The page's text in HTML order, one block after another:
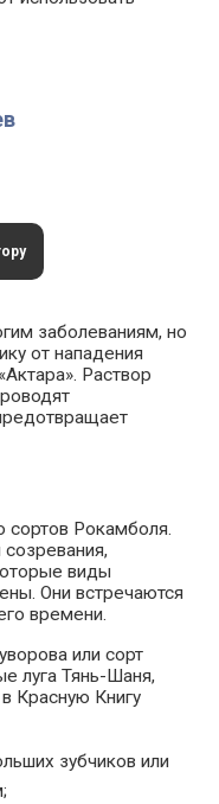
заболеваниям, но
от нападения
Раствор
Рокамболя.
виды
Они встречаются
времени.
или сорт
луга Тянь-Шаня,
Красную Книгу
зубчиков или